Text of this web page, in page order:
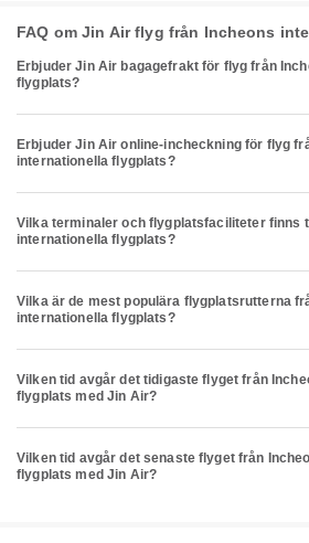
FAQ om Jin Air flyg från Incheons
Erbjuder Jin Air bagagefrakt för flyg från
flygplats?
Erbjuder Jin Air online-incheckning för flyg
internationella flygplats?
Vilka terminaler och flygplatsfaciliteter finns
internationella flygplats?
Vilka är de mest populära flygplatsrutterna
internationella flygplats?
Vilken tid avgår det tidigaste flyget från
flygplats med Jin Air?
Vilken tid avgår det senaste flyget från
flygplats med Jin Air?